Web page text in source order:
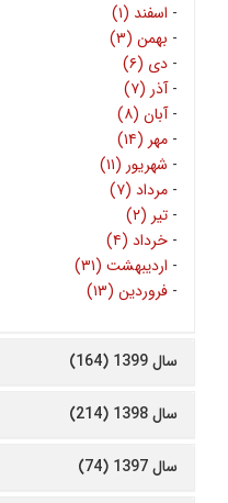
- اسفند (۱)
- بهمن (۳)
- دی (۶)
-آذر (۷)
-آبان (۸)
- مهر (۱۴)
- شهریور (۱۱)
- مرداد (۷)
- تیر (۲)
- خرداد (۴)
- اردیبهشت (۳۱)
- فروردین (۱۳)
سال 1399 (164)
سال 1398 (214)
سال 1397 (74)